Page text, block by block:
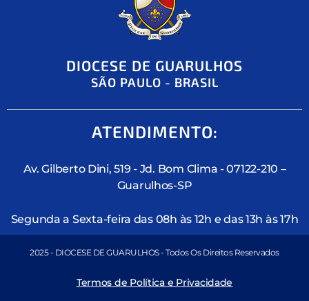
DIOCESE DE GUARULHOS
SÃO PAULO - BRASIL
ATENDIMENTO:
Av. Gilberto Dini, 519 - Jd. Bom Clima - 07122-210 –
Guarulhos-SP
Segunda a Sexta-feira das 08h às 12h e das 13h às 17h
2025 - DIOCESE DE GUARULHOS - Todos Os Direitos Reservados
Termos de Política e Privacidade